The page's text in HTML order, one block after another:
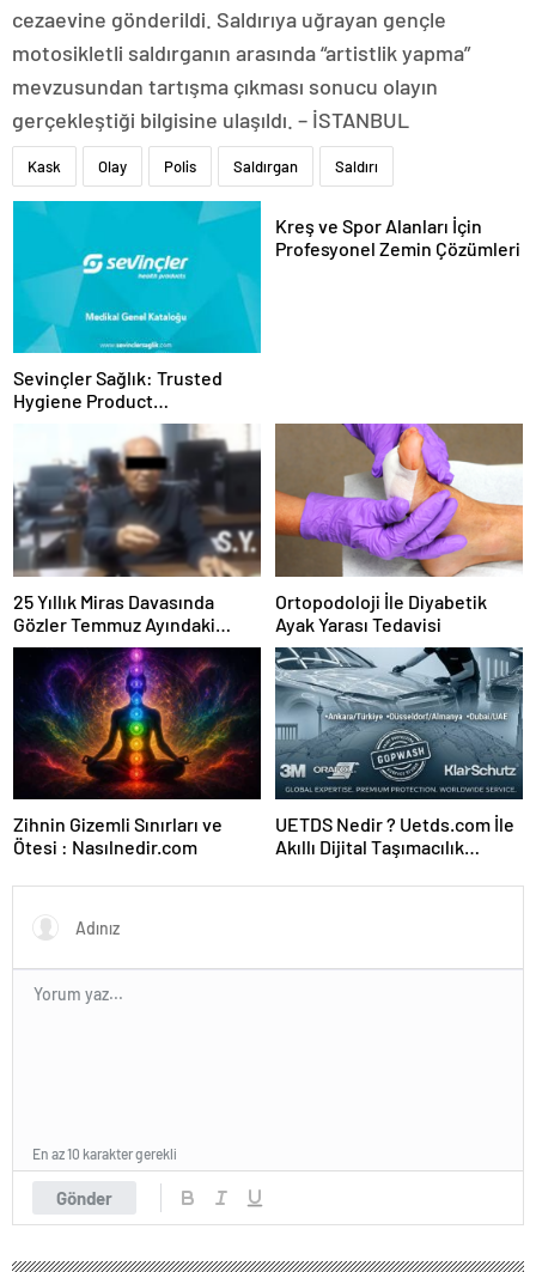
cezaevine gönderildi. Saldırıya uğrayan gençle
motosikletli saldırganın arasında “artistlik yapma”
mevzusundan tartışma çıkması sonucu olayın
gerçekleştiği bilgisine ulaşıldı. – İSTANBUL
Kask Olay Polis Saldırgan Saldırı
Sevinçler Sağlık: Trusted
Hygiene Product
Manufacturer in Turkey
Kreş ve Spor Alanları İçin
Profesyonel Zemin Çözümleri
25 Yıllık Miras Davasında
Gözler Temmuz Ayındaki
Karar Duruşmasına Çevrildi
Ortopodoloji İle Diyabetik
Ayak Yarası Tedavisi
Zihnin Gizemli Sınırları ve
Ötesi : Nasılnedir.com
UETDS Nedir ? Uetds.com İle
Akıllı Dijital Taşımacılık
Gönder
En az 10 karakter gerekli